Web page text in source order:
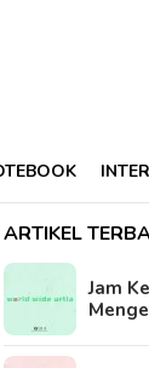
ARTIKEL
Jam